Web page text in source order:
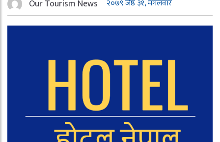
Our Tourism News २०७९ जेष्ठ ३१, मंगलवार